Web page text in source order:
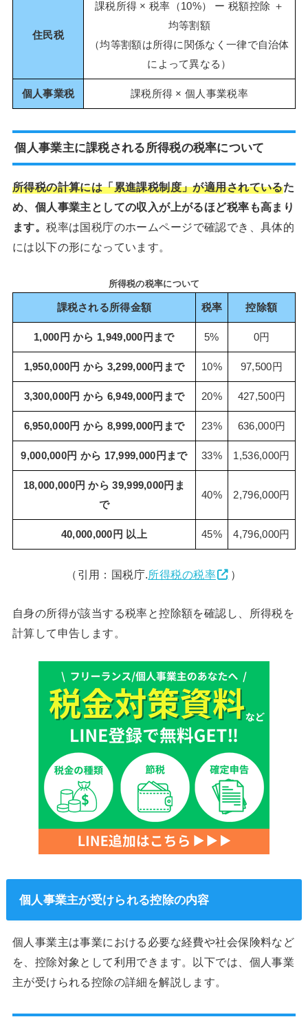
住民税
課税所得 × 税率（10%） ー 税額控除 ＋
均等割額
（均等割額は所得に関係なく一律で自治体
によって異なる）
個人事業税 課税所得 × 個人事業税率
個人事業主に課税される所得税の税率について
所得税の計算には「累進課税制度」が適用されているた
め、個人事業主としての収入が上がるほど税率も高まり
ます。税率は国税庁のホームページで確認でき、具体的
には以下の形になっています。
所得税の税率について
課税される所得金額 税率 控除額
1,000円 から 1,949,000円まで 5% 0円
1,950,000円 から 3,299,000円まで 10% 97,500円
3,300,000円 から 6,949,000円まで 20% 427,500円
6,950,000円 から 8,999,000円まで 23% 636,000円
9,000,000円 から 17,999,000円まで 33% 1,536,000円
18,000,000円 から 39,999,000円ま
で
40% 2,796,000円
40,000,000円 以上 45% 4,796,000円
（引用：国税庁.所得税の税率 ）
自身の所得が該当する税率と控除額を確認し、所得税を
計算して申告します。
個人事業主が受けられる控除の内容
個人事業主は事業における必要な経費や社会保険料など
を、控除対象として利用できます。以下では、個人事業
主が受けられる控除の詳細を解説します。